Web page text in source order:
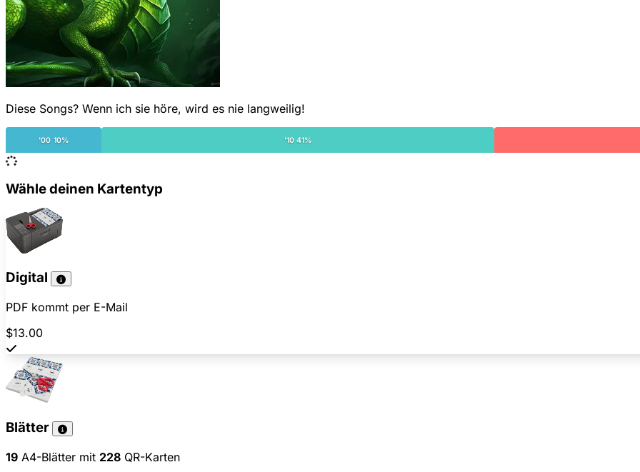
Diese Songs? Wenn ich sie höre, wird es nie langweilig!
'00 10% '10 41%
Wähle deinen Kartentyp
Digital
PDF kommt per E-Mail
$13.00
Blätter
19 A4-Blätter mit 228 QR-Karten